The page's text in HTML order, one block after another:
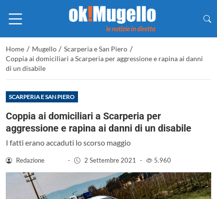
Home / Mugello / Scarperia e San Piero /
Coppia ai domiciliari a Scarperia per aggressione e rapina ai danni
di un disabile
SCARPERIA E SAN PIERO
Coppia ai domiciliari a Scarperia per
aggressione e rapina ai danni di un disabile
I fatti erano accaduti lo scorso maggio
Redazione - 2 Settembre 2021 - 5.960